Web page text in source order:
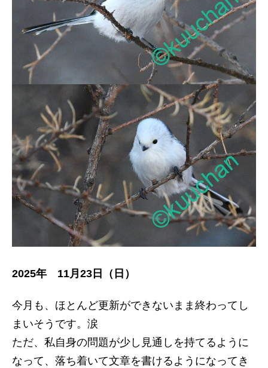
2025年 11月23日（日）
今月も、ほとんど更新ができないまま終わってし
まいそうです。涙
ただ、私自身の問題が少し見通しを持てるように
なって、落ち着いて文章を書けるようになってき